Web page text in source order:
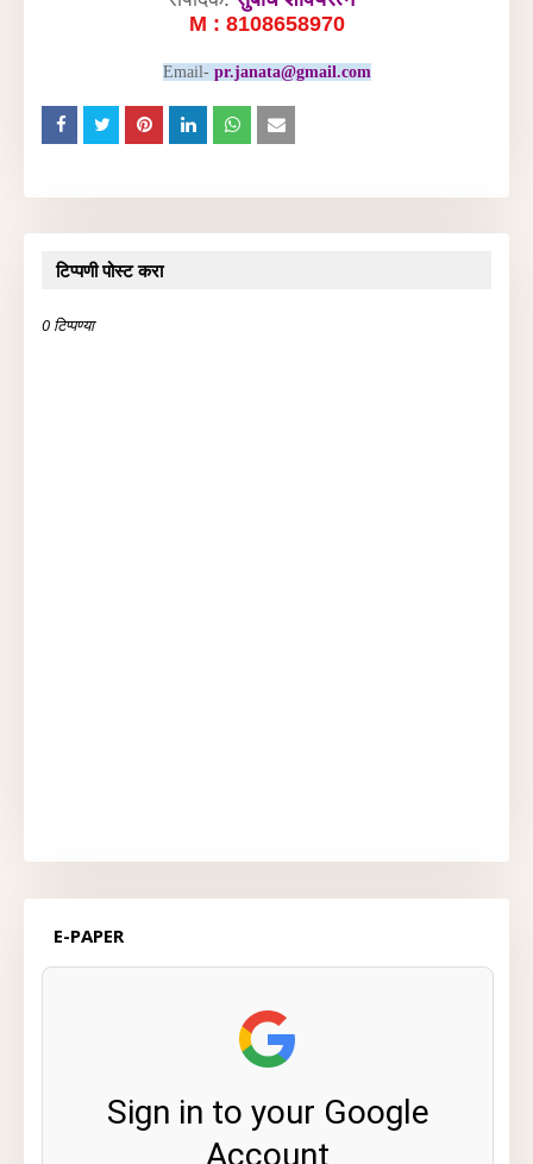
M : 8108658970
Email- pr.janata@gmail.com
टिप्पणी पोस्ट करा
0 टिप्पण्या
E-PAPER